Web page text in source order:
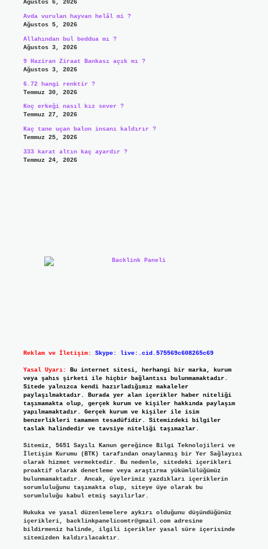
Ağustos 6, 2026
Avda vurulan hayvan helâl mi ?
Ağustos 5, 2026
Allahından bul beddua mı ?
Ağustos 3, 2026
9 Haziran Ziraat Bankası açık mı ?
Ağustos 3, 2026
6.72 hangi renktir ?
Temmuz 30, 2026
Koç erkeği nasıl kız sever ?
Temmuz 27, 2026
Kaç tane uçan balon insanı kaldırır ?
Temmuz 25, 2026
333 karat altın kaç ayardır ?
Temmuz 24, 2026
Reklam ve İletişim: Skype: live:.cid.575569c608265c69
Yasal Uyarı:
Bu internet sitesi, herhangi bir marka, kurum
veya şahıs şirketi ile hiçbir bağlantısı bulunmamaktadır.
Sitede yalnızca kendi hazırladığımız makaleler
paylaşılmaktadır. Burada yer alan içerikler haber niteliği
taşımamakta olup, gerçek kurum ve kişiler hakkında paylaşım
yapılmamaktadır. Gerçek kurum ve kişiler ile isim
benzerlikleri tamamen tesadüfidir. Sitemizdeki bilgiler
taslak halindedir ve tavsiye niteliği taşımazlar.
Sitemiz, 5651 Sayılı Kanun gereğince Bilgi Teknolojileri ve
İletişim Kurumu (BTK) tarafından onaylanmış bir Yer Sağlayıcı
olarak hizmet vermektedir. Bu nedenle, sitedeki içerikleri
proaktif olarak denetleme veya araştırma yükümlülüğümüz
bulunmamaktadır. Ancak, üyelerimiz yazdıkları içeriklerin
sorumluluğunu taşımakta olup, siteye üye olarak bu
sorumluluğu kabul etmiş sayılırlar.
Hukuka ve yasal düzenlemelere aykırı olduğunu düşündüğünüz
içerikleri, backlinkpanelicomtr@gmail.comadresine
bildirmeniz halinde, ilgili içerikler yasal süre içerisinde
sitemizden kaldırılacaktır.